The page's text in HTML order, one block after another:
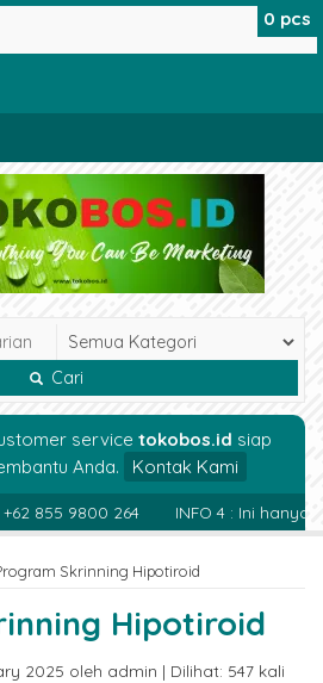
Cari
service tokobos.id siap
Anda.
Kontak Kami
855 9800 264 INFO 4 : Ini hanya
Skrinning Hipotiroid
Hipotiroid
2025 oleh admin | Dilihat: 547 kali
0 pcs